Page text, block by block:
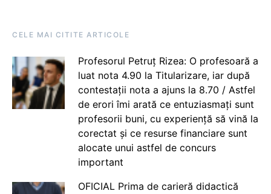
CELE MAI CITITE ARTICOLE
Profesorul Petruț Rizea: O profesoară a
luat nota 4.90 la Titularizare, iar după
contestații nota a ajuns la 8.70 / Astfel
de erori îmi arată ce entuziasmați sunt
profesorii buni, cu experiență să vină la
corectat și ce resurse financiare sunt
alocate unui astfel de concurs
important
OFICIAL Prima de carieră didactică